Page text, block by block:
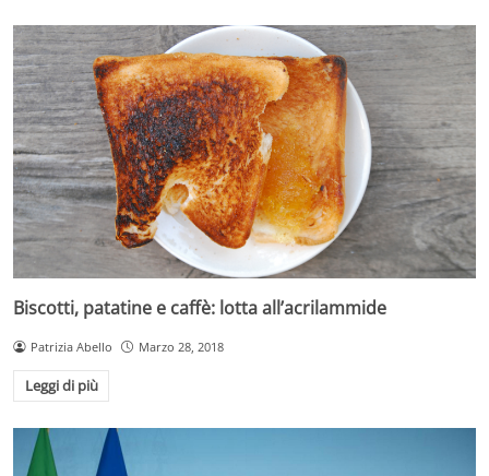
Biscotti, patatine e caffè: lotta all’acrilammide
Patrizia Abello Marzo 28, 2018
Leggi di più